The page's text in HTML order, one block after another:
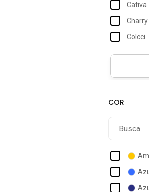
Cativa
Charry
Colcci
D Bell
Habana